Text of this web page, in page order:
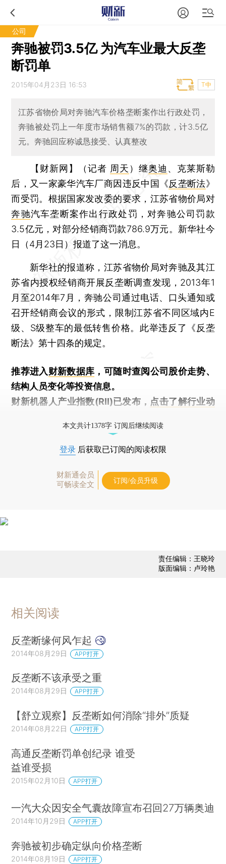
公司
奔驰被罚3.5亿 为汽车业最大反垄
断罚单
2015年04月23日 16:53 T中
江苏省物价局对奔驰汽车价格垄断案作出行政处罚，
奔驰被处罚上一年度市场销售额7%的罚款，计3.5亿
元。奔驰回应称诚恳接受、认真整改
【财新网】（记者 周天 ） 继奥迪 、克莱斯勒
后，又一家豪华汽车厂商因违反中国《反垄断法》
而受罚。根据国家发改委的要求，江苏省物价局对
奔驰汽车垄断案作出行政处罚，对奔驰公司罚款
3.5亿元，对部分经销商罚款786.9万元。新华社今
日（4月23日）报道了这一消息。
新华社的报道称，江苏省物价局对奔驰及其江
苏省内授权经销商开展反垄断调查发现，2013年1
月至2014年7月，奔驰公司通过电话、口头通知或
召开经销商会议的形式，限制江苏省不同区域内E
级、S级整车的最低转售价格。此举违反了《反垄
断法》第十四条的规定。
推荐进入财新数据库 ，可随时查阅公司股价走势、
结构人员变化等投资信息。
财新机器人产业指数(RII)已发布， 点击了解行业动
本文共计1378字 订阅后继续阅读
登录 后获取已订阅的阅读权限
财新通会员
可畅读全文
订阅/会员升级
责任编辑：王晓玲
版面编辑：卢玲艳
相关阅读
反垄断缘何风乍起
2014年08月29日 APP打开
反垄断不该承受之重
2014年08月29日 APP打开
【舒立观察】反垄断如何消除“排外”质疑
2014年08月22日 APP打开
高通反垄断罚单创纪录 谁受
益谁受损
2015年02月10日 APP打开
一汽大众因安全气囊故障宣布召回27万辆奥迪
2014年10月29日 APP打开
奔驰被初步确定纵向价格垄断
2014年08月19日 APP打开